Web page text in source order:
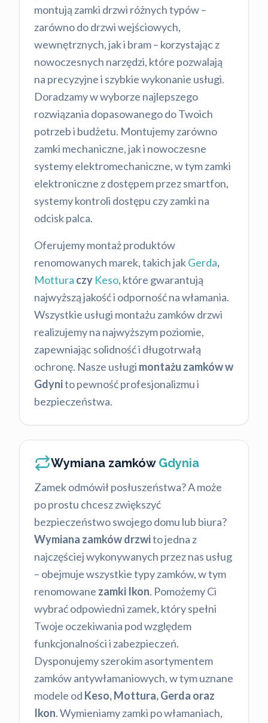
montują zamki drzwi różnych typów –
zarówno do drzwi wejściowych,
wewnętrznych, jak i bram – korzystając z
nowoczesnych narzędzi, które pozwalają
na precyzyjne i szybkie wykonanie usługi.
Doradzamy w wyborze najlepszego
rozwiązania dopasowanego do Twoich
potrzeb i budżetu. Montujemy zarówno
zamki mechaniczne, jak i nowoczesne
systemy elektromechaniczne, w tym zamki
elektroniczne z dostępem przez smartfon,
systemy kontroli dostępu czy zamki na
odcisk palca.
Oferujemy montaż produktów
renomowanych marek, takich jakGerda,
Mottura czy Keso, które gwarantują
najwyższą jakość i odporność na włamania.
Wszystkie usługi montażu zamków drzwi
realizujemy na najwyższym poziomie,
zapewniając solidność i długotrwałą
ochronę. Nasze usługi montażu zamków w
Gdynito pewność profesjonalizmu i
bezpieczeństwa.
Wymiana zamków Gdynia
Zamek odmówił posłuszeństwa? A może
po prostu chcesz zwiększyć
bezpieczeństwo swojego domu lub biura?
Wymiana zamków drzwito jedna z
najczęściej wykonywanych przez nas usług
– obejmuje wszystkie typy zamków, w tym
renomowane zamki Ikon. Pomożemy Ci
wybrać odpowiedni zamek, który spełni
Twoje oczekiwania pod względem
funkcjonalności i zabezpieczeń.
Dysponujemy szerokim asortymentem
zamków antywłamaniowych, w tym uznane
modele od Keso, Mottura, Gerda oraz
Ikon. Wymieniamy zamki po włamaniach,